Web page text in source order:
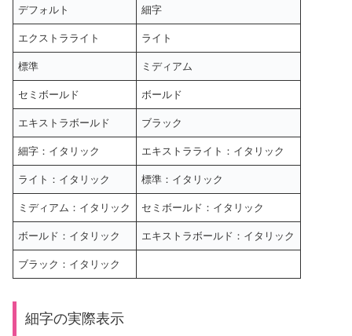
デフォルト 細字
エクストラライト ライト
標準 ミディアム
セミボールド ボールド
エキストラボールド ブラック
細字：イタリック エキストラライト：イタリック
ライト：イタリック 標準：イタリック
ミディアム：イタリック セミボールド：イタリック
ボールド：イタリック エキストラボールド：イタリック
ブラック：イタリック
細字の実際表示